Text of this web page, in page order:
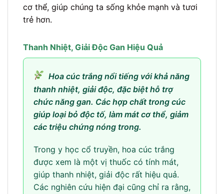
cơ thể, giúp chúng ta sống khỏe mạnh và tươi
trẻ hơn.
Thanh Nhiệt, Giải Độc Gan Hiệu Quả
Hoa cúc trắng nổi tiếng với khả năng
thanh nhiệt, giải độc, đặc biệt hỗ trợ
chức năng gan. Các hợp chất trong cúc
giúp loại bỏ độc tố, làm mát cơ thể, giảm
các triệu chứng nóng trong.
Trong y học cổ truyền, hoa cúc trắng
được xem là một vị thuốc có tính mát,
giúp thanh nhiệt, giải độc rất hiệu quả.
Các nghiên cứu hiện đại cũng chỉ ra rằng,